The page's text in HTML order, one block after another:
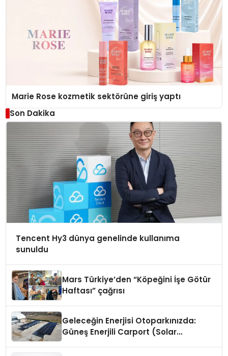
Marie Rose kozmetik sektörüne giriş yaptı
Son Dakika
Tencent Hy3 dünya genelinde kullanıma
sunuldu
Mars Türkiye’den “Köpeğini İşe Götür
Haftası” çağrısı
Geleceğin Enerjisi Otoparkınızda:
Güneş Enerjili Carport (Solar